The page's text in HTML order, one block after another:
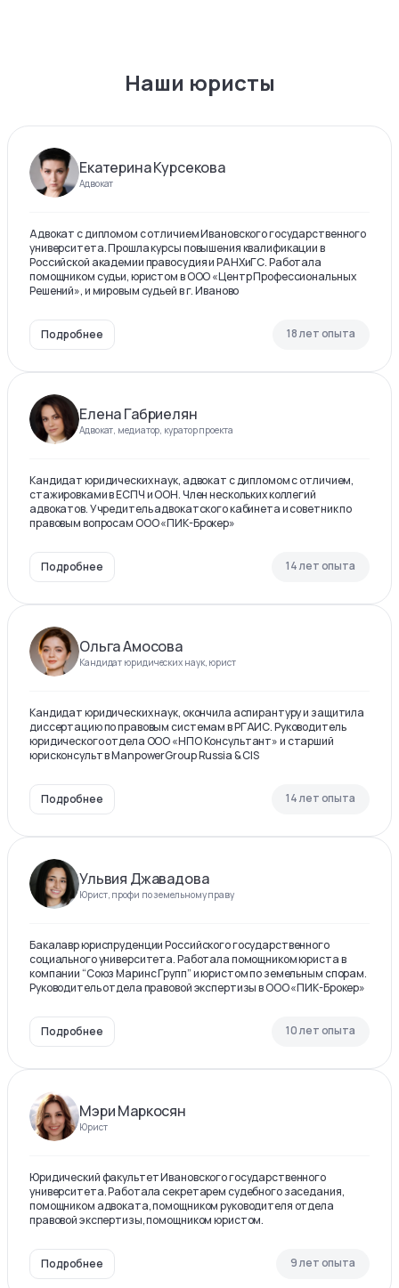
Наши юристы
Екатерина Курсекова
Адвокат
Адвокат с дипломом с отличием Ивановского государственного
университета. Прошла курсы повышения квалификации в
Российской академии правосудия и РАНХиГС. Работала
помощником судьи, юристом в ООО «Центр Профессиональных
Решений», и мировым судьей в г. Иваново
Подробнее 18 лет опыта
Елена Габриелян
Адвокат, медиатор, куратор проекта
Кандидат юридических наук, адвокат с дипломом с отличием,
стажировками в ЕСПЧ и ООН. Член нескольких коллегий
адвокатов. Учредитель адвокатского кабинета и советник по
правовым вопросам ООО «ПИК-Брокер»
Подробнее 14 лет опыта
Ольга Амосова
Кандидат юридических наук, юрист
Кандидат юридических наук, окончила аспирантуру и защитила
диссертацию по правовым системам в РГАИС. Руководитель
юридического отдела ООО «НПО Консультант» и старший
юрисконсульт в ManpowerGroup Russia & CIS
Подробнее 14 лет опыта
Ульвия Джавадова
Юрист, профи по земельному праву
Бакалавр юриспруденции Российского государственного
социального университета. Работала помощником юриста в
компании “Союз Маринс Групп” и юристом по земельным спорам.
Руководитель отдела правовой экспертизы в ООО «ПИК-Брокер»
Подробнее 10 лет опыта
Мэри Маркосян
Юрист
Юридический факультет Ивановского государственного
университета. Работала секретарем судебного заседания,
помощником адвоката, помощником руководителя отдела
правовой экспертизы, помощником юристом.
Подробнее 9 лет опыта